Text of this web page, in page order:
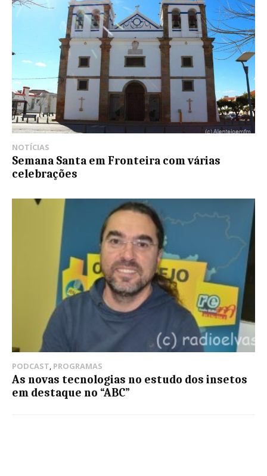
NOTÍCIAS
Semana Santa em Fronteira com várias
celebrações
PODCAST, PROGRAMAS
As novas tecnologias no estudo dos insetos
em destaque no “ABC”